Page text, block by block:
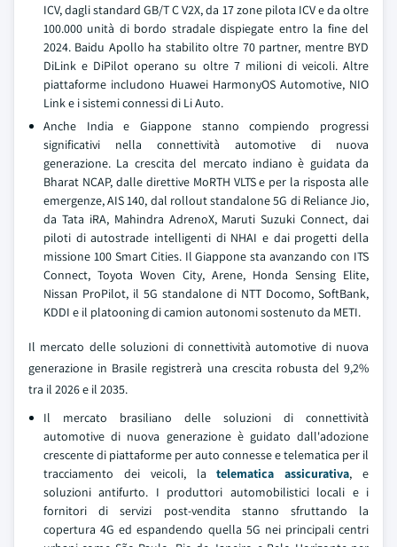
ICV, dagli standard GB/T C V2X, da 17 zone pilota ICV e da oltre
100.000 unità di bordo stradale dispiegate entro la fine del
2024. Baidu Apollo ha stabilito oltre 70 partner, mentre BYD
DiLink e DiPilot operano su oltre 7 milioni di veicoli. Altre
piattaforme includono Huawei HarmonyOS Automotive, NIO
Link e i sistemi connessi di Li Auto.
Anche India e Giappone stanno compiendo progressi
significativi nella connettività automotive di nuova
generazione. La crescita del mercato indiano è guidata da
Bharat NCAP, dalle direttive MoRTH VLTS e per la risposta alle
emergenze, AIS 140, dal rollout standalone 5G di Reliance Jio,
da Tata iRA, Mahindra AdrenoX, Maruti Suzuki Connect, dai
piloti di autostrade intelligenti di NHAI e dai progetti della
missione 100 Smart Cities. Il Giappone sta avanzando con ITS
Connect, Toyota Woven City, Arene, Honda Sensing Elite,
Nissan ProPilot, il 5G standalone di NTT Docomo, SoftBank,
KDDI e il platooning di camion autonomi sostenuto da METI.
Il mercato delle soluzioni di connettività automotive di nuova
generazione in Brasile registrerà una crescita robusta del 9,2%
tra il 2026 e il 2035.
Il mercato brasiliano delle soluzioni di connettività
automotive di nuova generazione è guidato dall'adozione
crescente di piattaforme per auto connesse e telematica per il
tracciamento dei veicoli, latelematica assicurativa, e
soluzioni antifurto. I produttori automobilistici locali e i
fornitori di servizi post-vendita stanno sfruttando la
copertura 4G ed espandendo quella 5G nei principali centri